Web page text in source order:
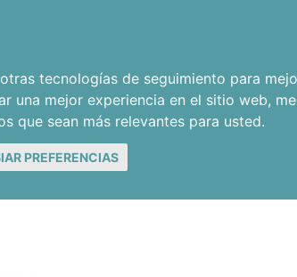
tecnologías de seguimiento para
una mejor experiencia en el sitio web,
que sean más relevantes para usted.
PREFERENCIAS